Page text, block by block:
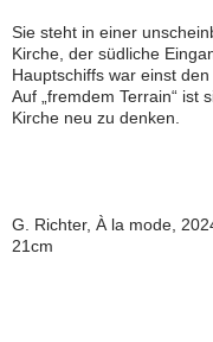
Sie steht in einer
Kirche, der südliche
Hauptschiffs war einst
Auf „fremdem Terrain“ ist
Kirche neu zu denken.
G. Richter, À la mode,
21cm